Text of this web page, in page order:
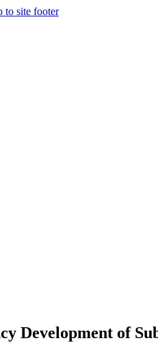
to site footer
Development of